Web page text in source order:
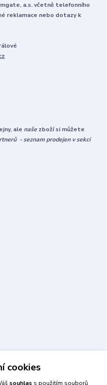
a.s. včetně telefonního
reklamace nebo dotazy k
ale naše zboží si můžete
- seznam prodejen v sekci
cookies
souhlas s použitím souborů